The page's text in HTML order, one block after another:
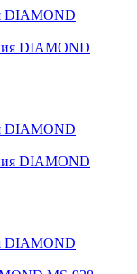
DIAMOND
DIAMOND
DIAMOND